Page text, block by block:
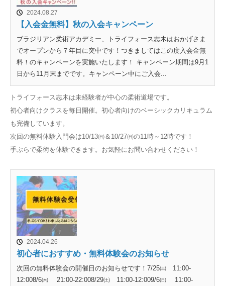
2024.08.27
【入会金無料】秋の入会キャンペーン
ブラジリアン柔術アカデミー、トライフォース志木はおかげさま
でオープンから７年目に突中です！つきましてはこの度入会金無
料！のキャンペーンを実施いたします！ キャンペーン期間は9月1
日から11月末までです。キャンペーン中にご入会...
トライフォース志木は未経験者が中心の柔術道場です。
初心者向けクラスを毎日開催。初心者向けのベーシックカリキュラム
も完備しています。
次回の無料体験入門会は10/13㈰＆10/27㈰の11時～12時です！
手ぶらで柔術を体験できます。お気軽にお問い合わせください！
2024.04.26
初心者におすすめ・無料体験会のお知らせ
次回の無料体験会の開催日のお知らせです！7/25㈯ 11:00-
12:008/6㈭ 21:00-22:008/29㈯ 11:00-12:009/6㈰ 11:00-